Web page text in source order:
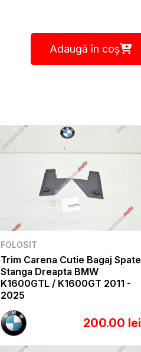
Adaugă în coș
FOLOSIT
Trim Carena Cutie Bagaj Spate
Stanga Dreapta BMW
K1600GTL / K1600GT 2011 -
2025
200.00 lei